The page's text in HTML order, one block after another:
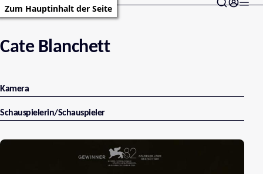
Zum Hauptinhalt der Seite
Cate Blanchett
Kamera
Schauspielerin/Schauspieler